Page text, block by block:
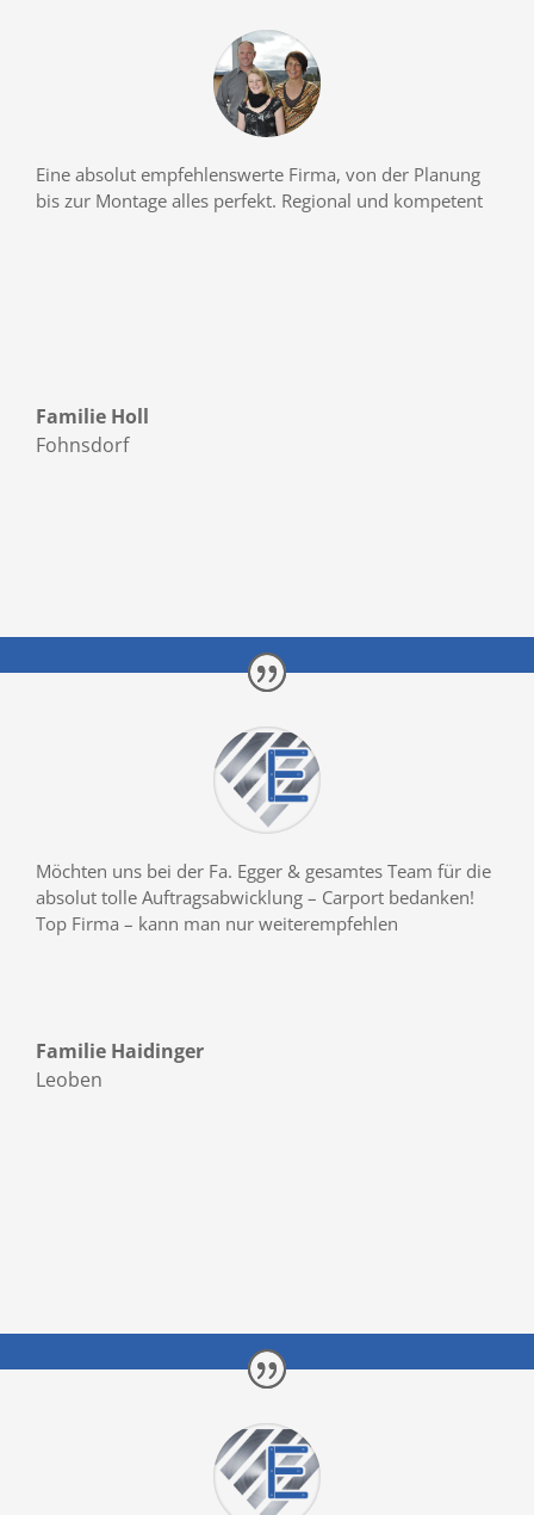
Eine absolut empfehlenswerte Firma, von der Planung
bis zur Montage alles perfekt. Regional und kompetent
Familie Holl
Fohnsdorf
Möchten uns bei der Fa. Egger & gesamtes Team für die
absolut tolle Auftragsabwicklung – Carport bedanken!
Top Firma – kann man nur weiterempfehlen
Familie Haidinger
Leoben